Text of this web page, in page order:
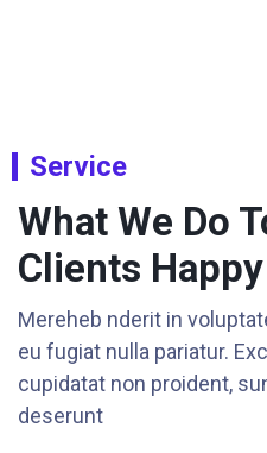
Service
What We Do
Clients Happy
Mereheb nderit in
eu fugiat nulla pariatur.
cupidatat non proident,
deserunt